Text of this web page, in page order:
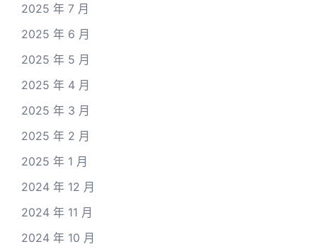
2025 年 7 月
2025 年 6 月
2025 年 5 月
2025 年 4 月
2025 年 3 月
2025 年 2 月
2025 年 1 月
2024 年 12 月
2024 年 11 月
2024 年 10 月